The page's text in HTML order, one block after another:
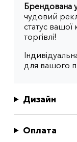
Брендована
чудовий
статус вашої
торгівлі!
для вашого
Дизайн
Оплата